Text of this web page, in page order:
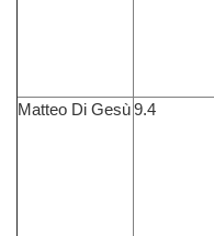
Matteo Di Gesù9.4